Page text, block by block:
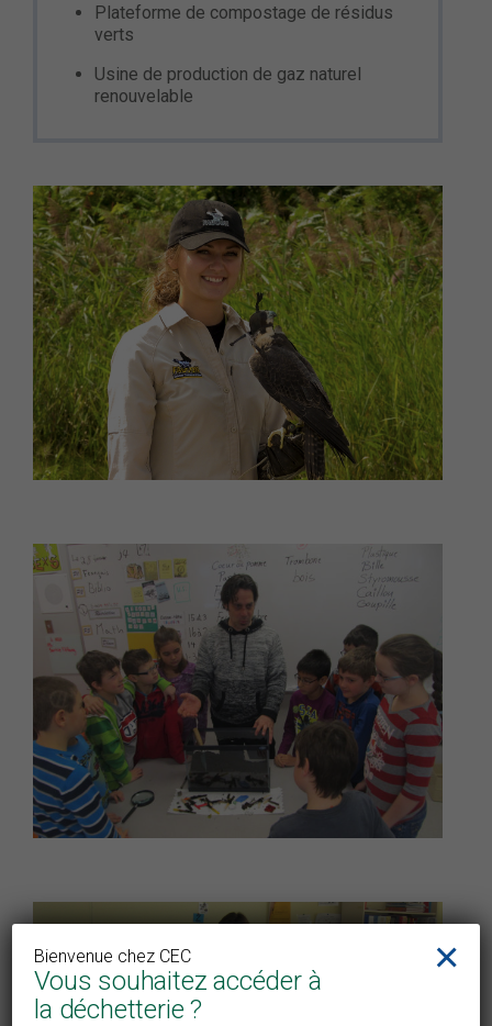
Plateforme de compostage de résidus
verts
Usine de production de gaz naturel
renouvelable
Bienvenue chez CEC
Vous souhaitez accéder à
la déchetterie ?
×